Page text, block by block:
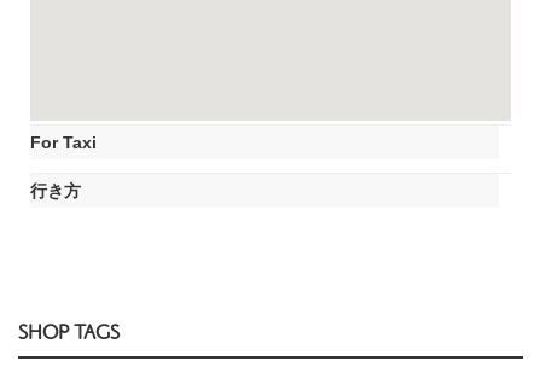
For Taxi
行き方
SHOP TAGS